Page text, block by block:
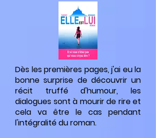
Dès les premières pages, j'ai eu la
bonne surprise de découvrir un
récit truffé d'humour, les
dialogues sont à mourir de rire et
cela va être le cas pendant
l'intégralité du roman.